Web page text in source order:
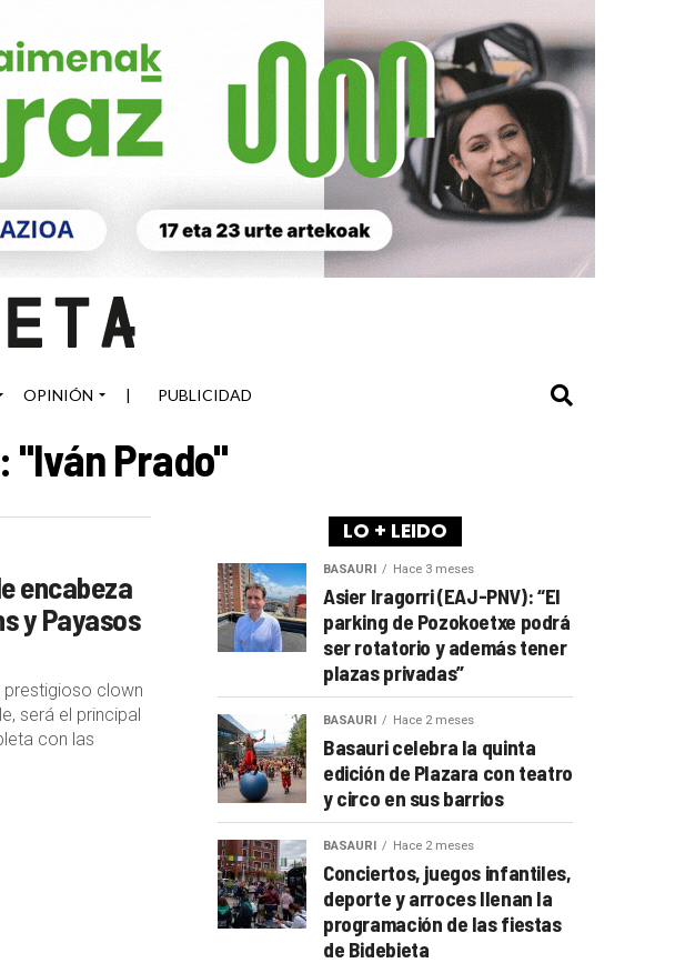
OPINIÓN | PUBLICIDAD
"Iván Prado"
encabeza
y Payasos
prestigioso clown
será el principal
con las
LO + LEIDO
BASAURI Hace 3 meses
Asier Iragorri (EAJ-PNV): “El
parking de Pozokoetxe podrá
ser rotatorio y además tener
plazas privadas”
BASAURI Hace 2 meses
Basauri celebra la quinta
edición de Plazara con teatro
y circo en sus barrios
BASAURI Hace 2 meses
Conciertos, juegos infantiles,
deporte y arroces llenan la
programación de las fiestas
de Bidebieta